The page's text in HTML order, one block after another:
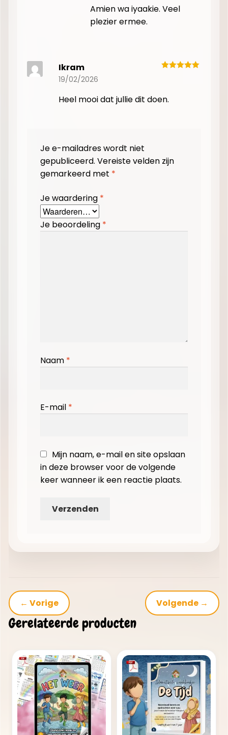
Amien wa iyaakie. Veel
plezier ermee.
Ikram
19/02/2026
Heel mooi dat jullie dit doen.
Je e-mailadres wordt niet
gepubliceerd. Vereiste velden zijn
gemarkeerd met *
Je waardering *
Je beoordeling *
Naam *
E-mail *
Mijn naam, e-mail en site opslaan
in deze browser voor de volgende
keer wanneer ik een reactie plaats.
← Vorige Volgende →
Gerelateerde producten